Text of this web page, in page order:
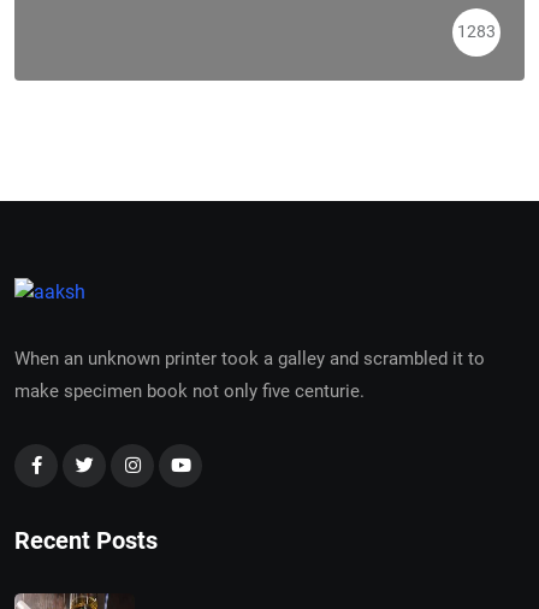
1283
When an unknown printer took a galley and scrambled it to
make specimen book not only five centurie.
Recent Posts